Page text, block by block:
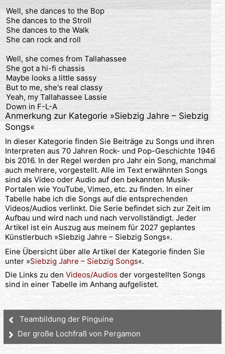
Well, she dances to the Bop
She dances to the Stroll
She dances to the Walk
She can rock and roll
Well, she comes from Tallahassee
She got a hi-fi chassis
Maybe looks a little sassy
But to me, she's real classy
Yeah, my Tallahassee Lassie
Down in F-L-A
Anmerkung zur Kategorie »Siebzig Jahre – Siebzig
Songs«
In dieser Kategorie finden Sie Beiträge zu Songs und ihren
Interpreten aus 70 Jahren Rock- und Pop-Geschichte 1946
bis 2016. In der Regel werden pro Jahr ein Song, manchmal
auch mehrere, vorgestellt. Alle im Text erwähnten Songs
sind als Video oder Audio auf den bekannten Musik-
Portalen wie YouTube, Vimeo, etc. zu finden. In einer
Tabelle habe ich die Songs auf die entsprechenden
Videos/Audios verlinkt. Die Serie befindet sich zur Zeit im
Aufbau und wird nach und nach vervollständigt. Jeder
Artikel ist ein Auszug aus meinem für 2027 geplantes
Künstlerbuch »Siebzig Jahre – Siebzig Songs«.
Eine Übersicht über alle Artikel der Kategorie finden Sie
unter »Siebzig Jahre – Siebzig Songs«.
Die Links zu den Videos/Audios der vorgestellten Songs
sind in einer Tabelle im Anhang aufgelistet.
Teambildung der Pinguine
Der große Lochfraß von Pergamon